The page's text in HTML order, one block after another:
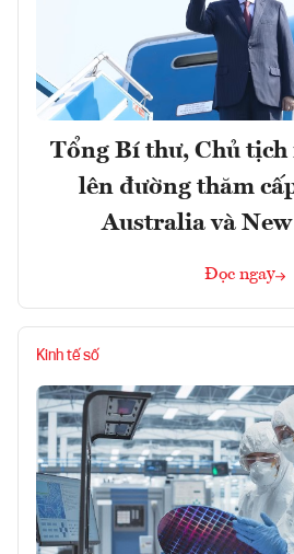
Tổng Bí thư, Chủ tịch
lên đường thăm
Australia và
Đọc ngay
Kinh tế số